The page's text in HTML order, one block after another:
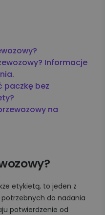
Informacje
paczkę bez
na
etykietą, to jeden z
do nadania
potwierdzenie od